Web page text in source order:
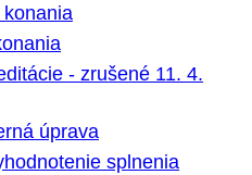
- zrušené 11. 4.
úprava
splnenia